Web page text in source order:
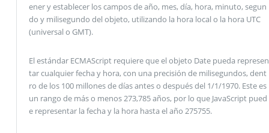
ener y establecer los campos de año, mes, día, hora, minuto, segun
do y milisegundo del objeto, utilizando la hora local o la hora UTC
(universal o GMT).
El estándar ECMAScript requiere que el objeto Date pueda represen
tar cualquier fecha y hora, con una precisión de milisegundos, dent
ro de los 100 millones de días antes o después del 1/1/1970. Este es
un rango de más o menos 273,785 años, por lo que JavaScript pued
e representar la fecha y la hora hasta el año 275755.